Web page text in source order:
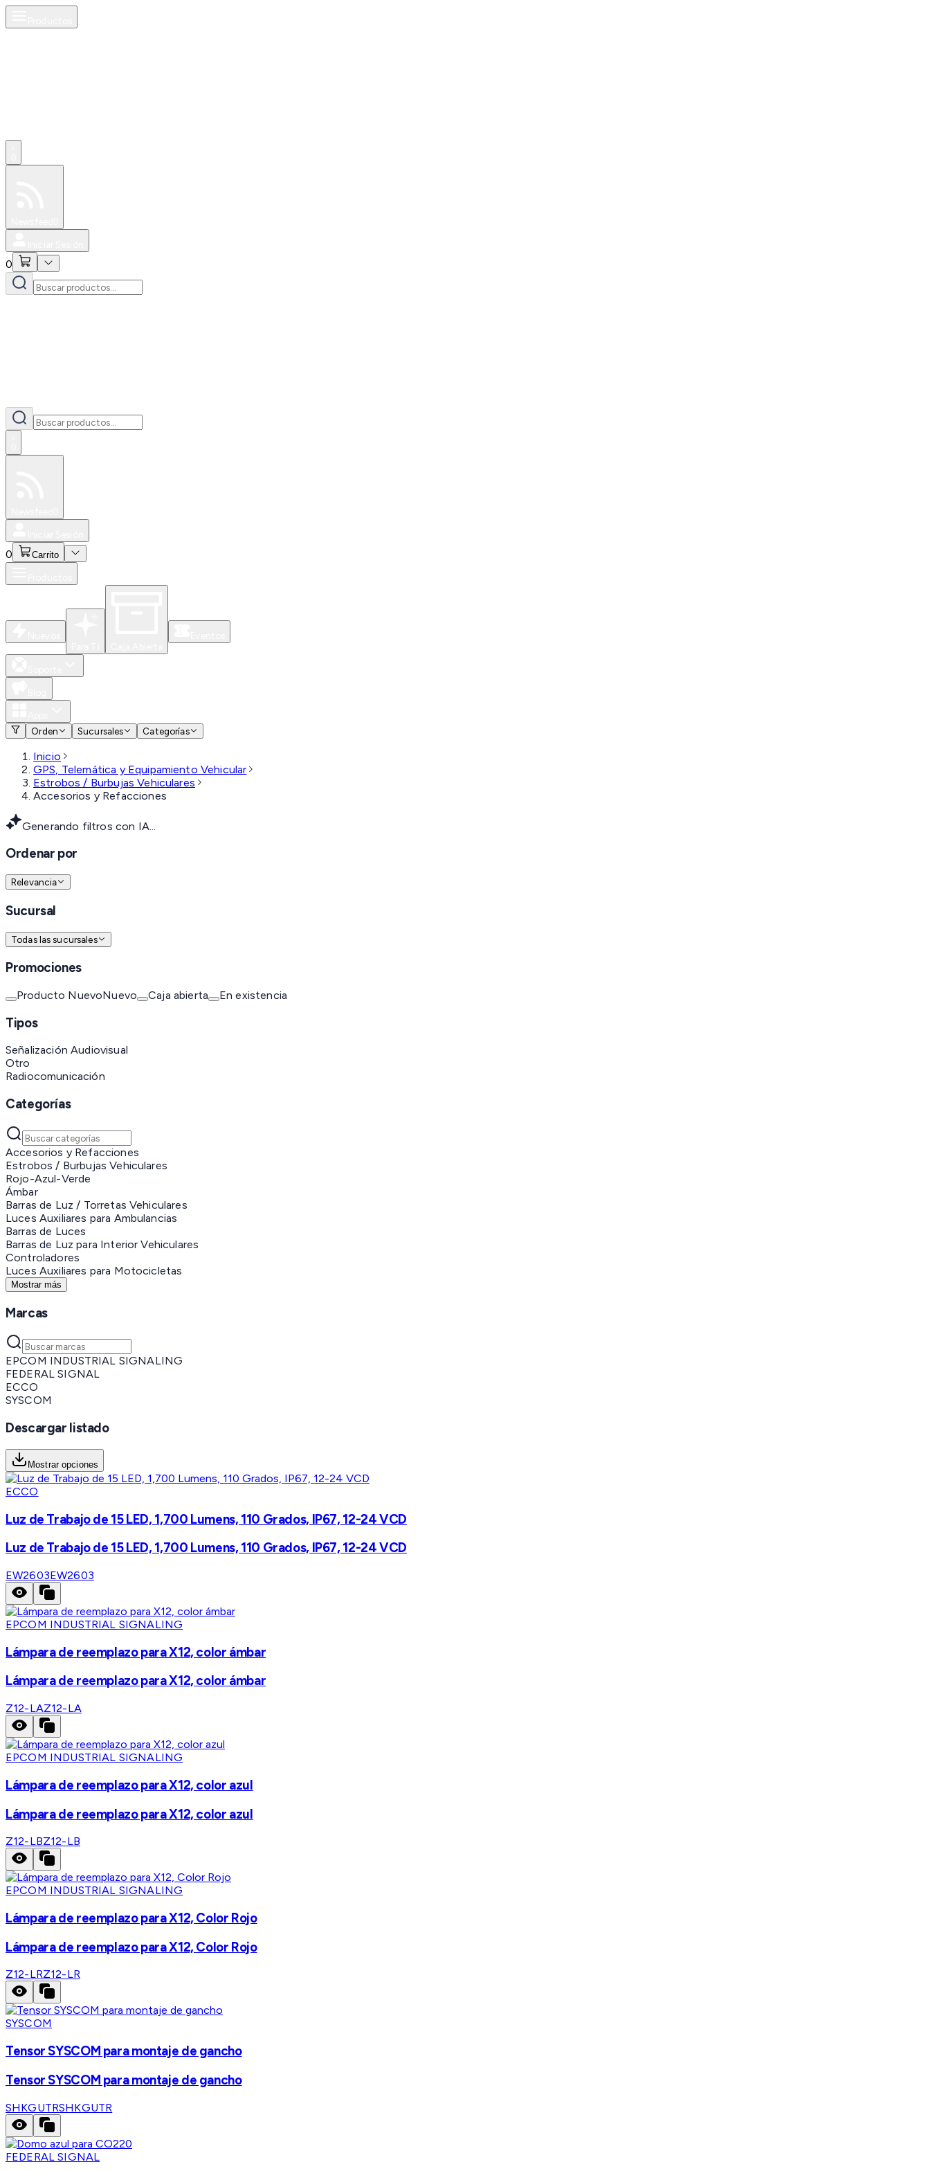
0
0 Carrito
Orden
Sucursales Categorías
Inicio
GPS, Telemática y Equipamiento Vehicular
Estrobos / Burbujas Vehiculares
Accesorios y Refacciones
Generando filtros con IA...
Ordenar por
Relevancia
Sucursal
Todas las sucursales
Promociones
Producto NuevoNuevo Caja abierta En existencia
Tipos
Señalización Audiovisual
Otro
Radiocomunicación
Categorías
Accesorios y Refacciones
Estrobos / Burbujas Vehiculares
Rojo-Azul-Verde
Ámbar
Barras de Luz / Torretas Vehiculares
Luces Auxiliares para Ambulancias
Barras de Luces
Barras de Luz para Interior Vehiculares
Controladores
Luces Auxiliares para Motocicletas
Mostrar más
Marcas
EPCOM INDUSTRIAL SIGNALING
FEDERAL SIGNAL
ECCO
SYSCOM
Descargar listado
Mostrar opciones
ECCO
Luz de Trabajo de 15 LED, 1,700 Lumens, 110 Grados, IP67, 12-24 VCD
Luz de Trabajo de 15 LED, 1,700 Lumens, 110 Grados, IP67, 12-24 VCD
EW2603EW2603
EPCOM INDUSTRIAL SIGNALING
Lámpara de reemplazo para X12, color ámbar
Lámpara de reemplazo para X12, color ámbar
Z12-LAZ12-LA
EPCOM INDUSTRIAL SIGNALING
Lámpara de reemplazo para X12, color azul
Lámpara de reemplazo para X12, color azul
Z12-LBZ12-LB
EPCOM INDUSTRIAL SIGNALING
Lámpara de reemplazo para X12, Color Rojo
Lámpara de reemplazo para X12, Color Rojo
Z12-LRZ12-LR
SYSCOM
Tensor SYSCOM para montaje de gancho
Tensor SYSCOM para montaje de gancho
SHKGUTRSHKGUTR
FEDERAL SIGNAL